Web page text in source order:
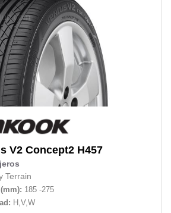
V2 Concept2 H457
Terrain
185 -275
H,V,W